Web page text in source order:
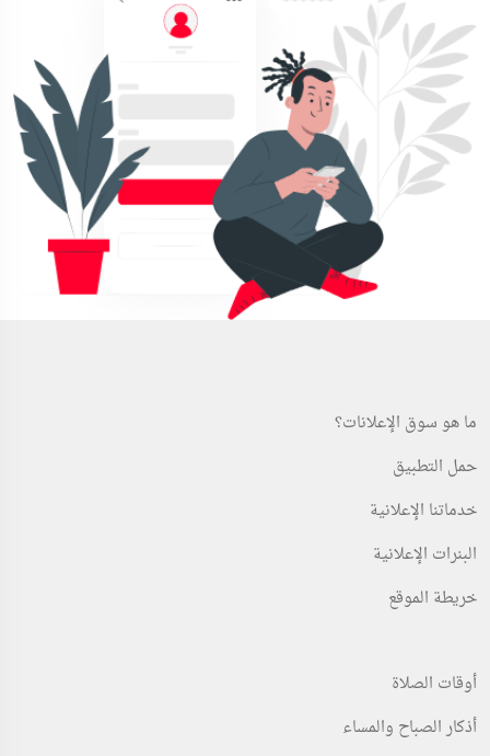
ما هو سوق الإعلانات؟
حمل التطبيق
خدماتنا الإعلانية
البنرات الإعلانية
خريطة الموقع
أوقات الصلاة
أذكار الصباح والمساء